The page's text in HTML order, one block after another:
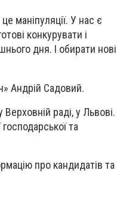
маніпуляції. У нас є
конкурувати і
дня. І обирати нові
Андрій Садовий.
раді, у Львові.
та
про кандидатів та